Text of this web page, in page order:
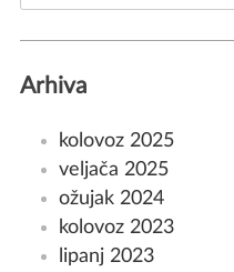
Arhiva
kolovoz 2025
veljača 2025
ožujak 2024
kolovoz 2023
lipanj 2023